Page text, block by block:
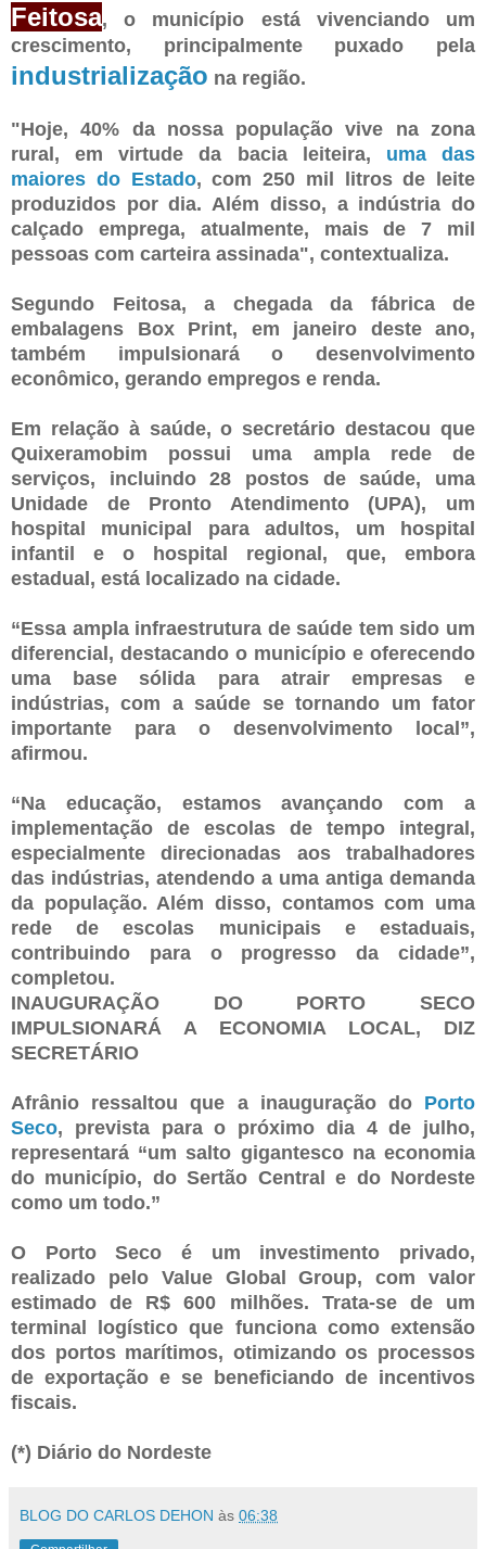
Feitosa, o município está vivenciando um
crescimento, principalmente puxado pela
industrialização na região.
"Hoje, 40% da nossa população vive na zona
rural, em virtude da bacia leiteira, uma das
maiores do Estado, com 250 mil litros de leite
produzidos por dia. Além disso, a indústria do
calçado emprega, atualmente, mais de 7 mil
pessoas com carteira assinada", contextualiza.
Segundo Feitosa, a chegada da fábrica de
embalagens Box Print, em janeiro deste ano,
também impulsionará o desenvolvimento
econômico, gerando empregos e renda.
Em relação à saúde, o secretário destacou que
Quixeramobim possui uma ampla rede de
serviços, incluindo 28 postos de saúde, uma
Unidade de Pronto Atendimento (UPA), um
hospital municipal para adultos, um hospital
infantil e o hospital regional, que, embora
estadual, está localizado na cidade.
“Essa ampla infraestrutura de saúde tem sido um
diferencial, destacando o município e oferecendo
uma base sólida para atrair empresas e
indústrias, com a saúde se tornando um fator
importante para o desenvolvimento local”,
afirmou.
“Na educação, estamos avançando com a
implementação de escolas de tempo integral,
especialmente direcionadas aos trabalhadores
das indústrias, atendendo a uma antiga demanda
da população. Além disso, contamos com uma
rede de escolas municipais e estaduais,
contribuindo para o progresso da cidade”,
completou.
INAUGURAÇÃO DO PORTO SECO
IMPULSIONARÁ A ECONOMIA LOCAL, DIZ
SECRETÁRIO
Afrânio ressaltou que a inauguração do Porto
Seco, prevista para o próximo dia 4 de julho,
representará “um salto gigantesco na economia
do município, do Sertão Central e do Nordeste
como um todo.”
O Porto Seco é um investimento privado,
realizado pelo Value Global Group, com valor
estimado de R$ 600 milhões. Trata-se de um
terminal logístico que funciona como extensão
dos portos marítimos, otimizando os processos
de exportação e se beneficiando de incentivos
fiscais.
(*) Diário do Nordeste
BLOG DO CARLOS DEHON às 06:38